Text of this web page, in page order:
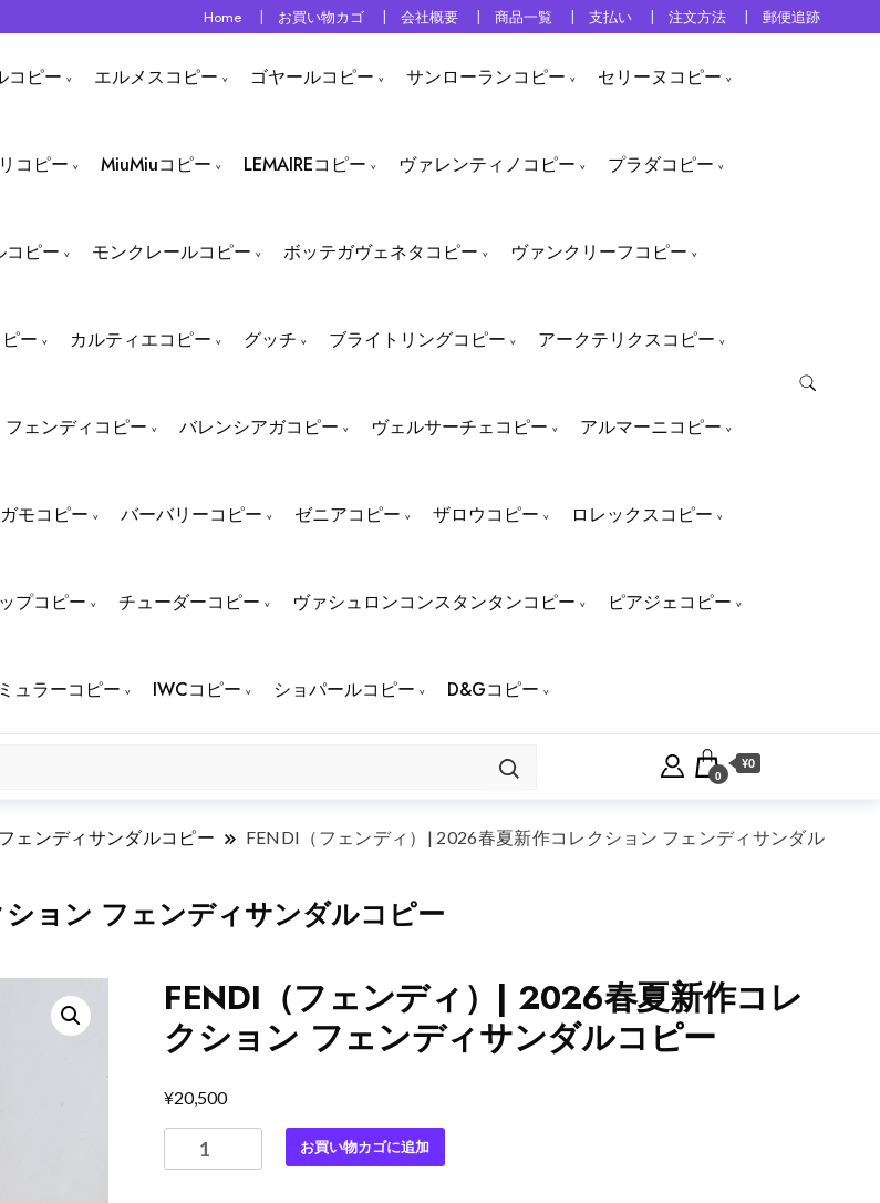
Home お買い物カゴ 会社概要 商品一覧 支払い 注文方法 郵便追跡
コピー エルメスコピー ゴヤールコピー サンローランコピー セリーヌコピー
コピー MiuMiuコピー LEMAIREコピー ヴァレンティノコピー プラダコピー
コピー モンクレールコピー ボッテガヴェネタコピー ヴァンクリーフコピー
ー カルティエコピー グッチ ブライトリングコピー アークテリクスコピー
フェンディコピー バレンシアガコピー ヴェルサーチェコピー アルマーニコピー
モコピー バーバリーコピー ゼニアコピー ザロウコピー ロレックスコピー
プコピー チューダーコピー ヴァシュロンコンスタンタンコピー ピアジェコピー
ュラーコピー IWCコピー ショパールコピー D&Gコピー
0
¥0
フェンディサンダルコピー
FENDI（フェンディ）| 2026春夏新作コレクション フェンディサンダル
ョン フェンディサンダルコピー
FENDI（フェンディ）| 2026春夏新作コレ
クション フェンディサンダルコピー
¥20,500
FENDI（フ
ェ
お買い物カゴに追加